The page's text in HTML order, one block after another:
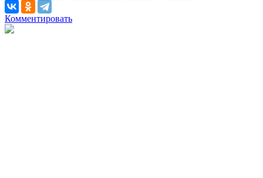
Комментировать